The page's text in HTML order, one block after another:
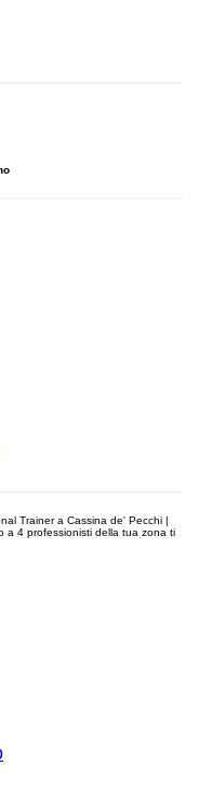
Trainer a Cassina de' Pecchi |
a 4 professionisti della tua zona ti